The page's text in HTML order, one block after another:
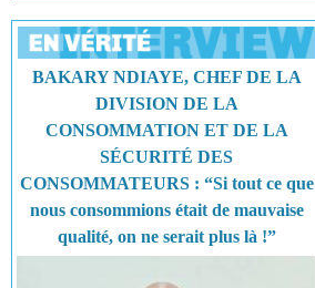
BAKARY NDIAYE, CHEF DE LA
DIVISION DE LA
CONSOMMATION ET DE LA
SÉCURITÉ DES
CONSOMMATEURS : “Si tout ce que
nous consommions était de mauvaise
qualité, on ne serait plus là !”